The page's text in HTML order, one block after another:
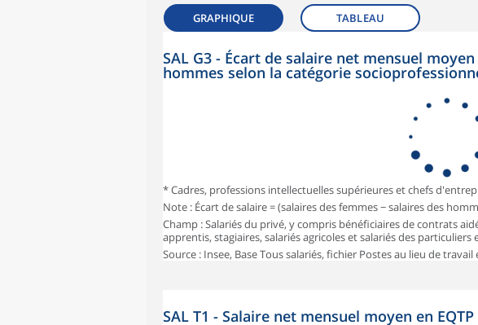
GRAPHIQUE TABLEAU
SAL G3 - Écart de salaire net mensuel
hommes selon la catégorie
* Cadres, professions intellectuelles supérieures et chefs
Note : Écart de salaire = (salaires des femmes − salaires des
Champ : Salariés du privé, y compris bénéficiaires de contrats
apprentis, stagiaires, salariés agricoles et salariés des particuliers
Source : Insee, Base Tous salariés, fichier Postes au lieu de
SAL T1 - Salaire net mensuel moyen en